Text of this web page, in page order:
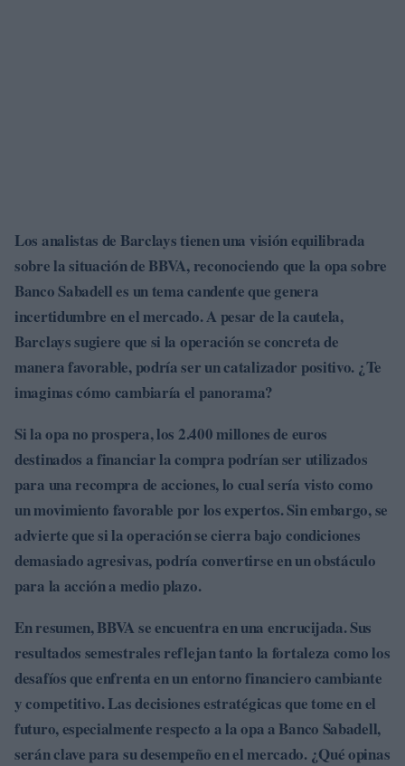
Los analistas de Barclays tienen una visión equilibrada
sobre la situación de BBVA, reconociendo que la opa sobre
Banco Sabadell es un tema candente que genera
incertidumbre en el mercado. A pesar de la cautela,
Barclays sugiere que si la operación se concreta de
manera favorable, podría ser un catalizador positivo. ¿Te
imaginas cómo cambiaría el panorama?
Si la opa no prospera, los 2.400 millones de euros
destinados a financiar la compra podrían ser utilizados
para una recompra de acciones, lo cual sería visto como
un movimiento favorable por los expertos. Sin embargo, se
advierte que si la operación se cierra bajo condiciones
demasiado agresivas, podría convertirse en un obstáculo
para la acción a medio plazo.
En resumen, BBVA se encuentra en una encrucijada. Sus
resultados semestrales reflejan tanto la fortaleza como los
desafíos que enfrenta en un entorno financiero cambiante
y competitivo. Las decisiones estratégicas que tome en el
futuro, especialmente respecto a la opa a Banco Sabadell,
serán clave para su desempeño en el mercado. ¿Qué opinas